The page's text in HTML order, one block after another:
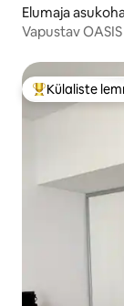
Elumaja
Vapustav
Külaliste suur
Külaliste